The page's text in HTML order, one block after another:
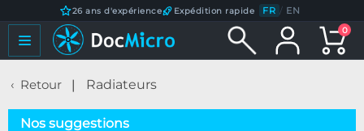
26 ans d'expérience Expédition rapide FR / EN
0
Retour Radiateurs
Nos suggestions